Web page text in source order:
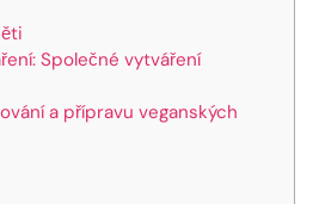
Společné vytváření
a přípravu veganských